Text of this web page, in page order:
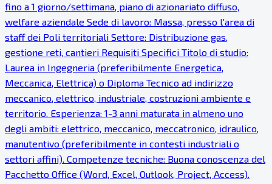
fino a 1 giorno/settimana, piano di azionariato diffuso,
welfare aziendale Sede di lavoro: Massa, presso l'area di
staff dei Poli territoriali Settore: Distribuzione gas,
gestione reti, cantieri Requisiti Specifici Titolo di studio:
Laurea in Ingegneria (preferibilmente Energetica,
Meccanica, Elettrica) o Diploma Tecnico ad indirizzo
meccanico, elettrico, industriale, costruzioni ambiente e
territorio. Esperienza: 1-3 anni maturata in almeno uno
degli ambiti: elettrico, meccanico, meccatronico, idraulico,
manutentivo (preferibilmente in contesti industriali o
settori affini). Competenze tecniche: Buona conoscenza del
Pacchetto Office (Word, Excel, Outlook, Project, Access).